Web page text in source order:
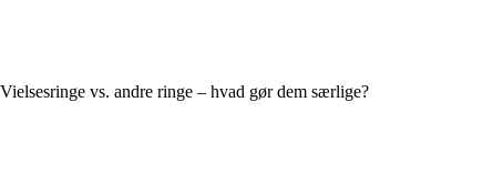
Vielsesringe vs. andre ringe – hvad gør dem særlige?